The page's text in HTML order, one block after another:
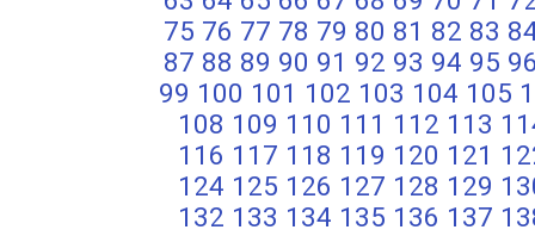
75 76 77 78 79 80 81 82 83
87 88 89 90 91 92 93 94 95
99 100 101 102 103 104 105
108 109 110 111 112 113
116 117 118 119 120 121
124 125 126 127 128 129
132 133 134 135 136 137